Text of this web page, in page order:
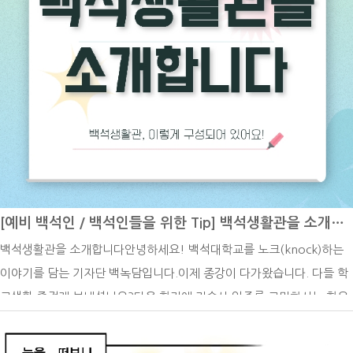
톡 ㅣ 백석대학교 입학관리처 (평일 9시~18시 실시간 답변)유튜브 ㅣ 백
s://blog.naver.com/buipsi0800지금까지 7월에 진행되는 주요 학사
일정을 함께 살펴보았습니다. 방학 기간에도 하계 계절학기와 성적 확인
등 놓치지 말아야 할 일정이 이어지는 만큼, 안내된 기간과 세부 사항을
미리 확인해 두시기 바랍니다.한 학기 동안 수업과 과제를 위해 달려오신
하시고, 충분한 휴식과 함께 의미 있는 여름방학을 보내시기 바랍니다!
해 실감이 나는 것 같습니다. 이번 여름을 탈 없이 잘 보내셨으면 하는 마
다음 학기를 힘차게 시작할 수 있도록 몸과 마음을 단단하게 만드는 유익
한 시간이 되기를 진심으로 바랍니다. 한 학기 동안 정말 고생 많으셨으
며, 다들 건강하고 평안한 종강을 누리시기를 바랍니다. 오늘은 백석생활
관을 장기간으로 사용한 학생의 입장으로 백석대학교 백석생활관의 장점
하여 주세요! 1. 저렴한 비용을 통한 주거 부담 완화대학 기숙사는 학교
주변의 원룸이나 오피스텔에서 개인적으로 자취를 하는 것과 비교했을
때 주거 비용을 획기적으로 절감할 수 있다는 가장 강력한 경제적 장점을
가지고 있는 것 같습니다. 대학가 주변의 월세와 보증금이 크게 오른 상
황에서, 기숙사는 학기당 140만 원 수준의 상대적으로 매우 저렴한 비용
으로 한 학기 동안 안정적으로 거주할 수 있는 공간을 제공합니다. 특히
월세와 거액의 보증금 부담이 전혀 없으며, 전기는 물론 가스와 수도 등
[예비 백석인 / 백석인들을 위한 Tip] 백석생활관을 소개합니다
백석생활관을 소개합니다안녕하세요! 백석대학교를 노크(knock)하는
이야기를 담는 기자단 백녹담입니다.이제 종강이 다가왔습니다. 다들 학
교생활 즐겁게 보내셨나요?다음 학기에 기숙사 입주를 고민하시는 학우
하면서 많은 학생들이 관심을 갖는 공간 중 하나가 바로 기숙사입니다.백